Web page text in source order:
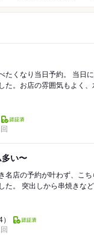
約。 当日にも関わらず水炊きコ
た。お店の雰囲気もよく
多い〜
名店の予約が叶わず、こち
沢山出てお